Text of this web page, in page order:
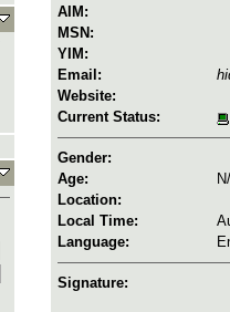
AIM:
MSN:
YIM:
Email:
Website:
Current Status:
Gender:
Age:
Location:
Local Time:
Language:
Signature: